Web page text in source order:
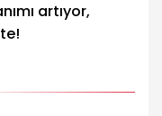
artıyor,